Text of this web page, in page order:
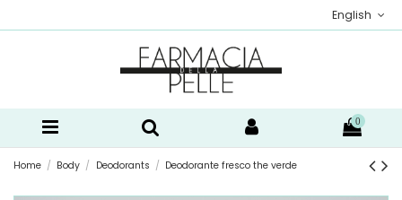
English
0
Home Body Deodorants Deodorante fresco the verde